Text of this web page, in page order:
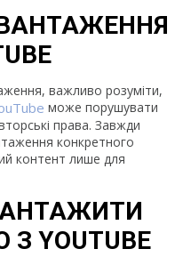
важливо розуміти,
може порушувати
права. Завжди
конкретного
контент лише для
YOUTUBE